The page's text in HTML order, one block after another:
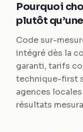
Pourquoi
plutôt
Code sur-
intégré dès la
garanti, tarifs
technique-first
agences
résultats